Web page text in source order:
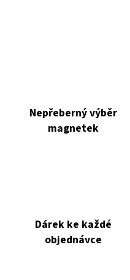
Nepřeberný výběr
magnetek
Dárek ke každé
objednávce